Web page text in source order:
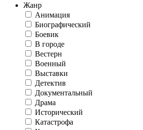
Жанр
Анимация
Биографический
Боевик
В городе
Вестерн
Военный
Выставки
Детектив
Документальный
Драма
Исторический
Катастрофа